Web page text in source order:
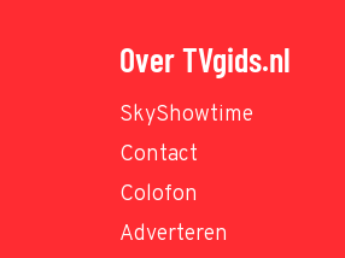
Over TVgids.nl
SkyShowtime
Contact
Colofon
Adverteren